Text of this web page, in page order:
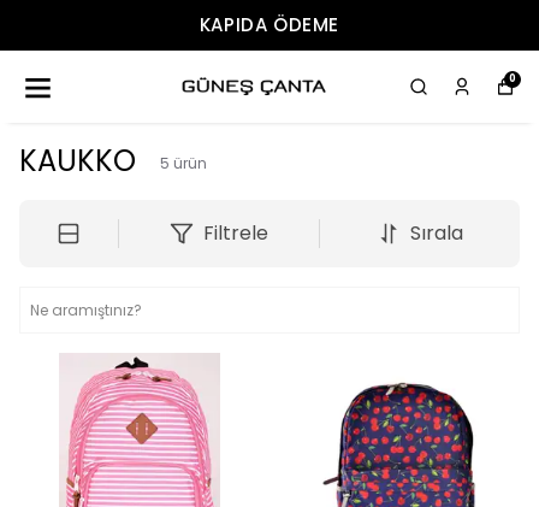
KAPIDA ÖDEME
0
KAUKKO 5 ürün
Filtrele Sırala